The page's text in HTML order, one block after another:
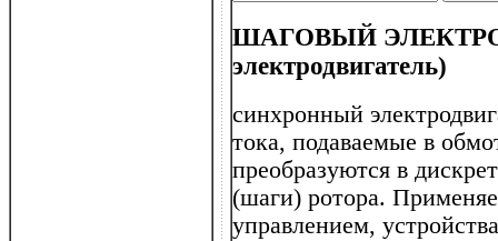
ШАГОВЫЙ
электродвигатель)
синхронный
тока, подаваемые в
преобразуются в
(шаги) ротора.
управлением,